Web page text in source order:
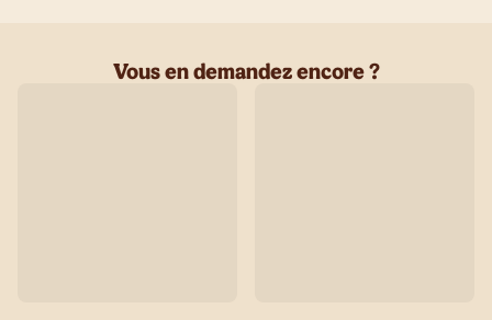
Vous en demandez encore ?